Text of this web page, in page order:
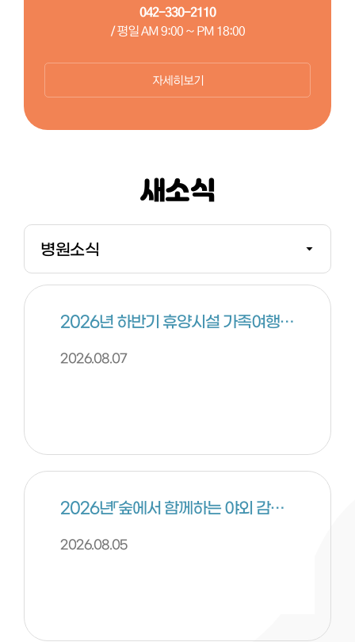
042-330-2110
/ 평일 AM 9:00 ~ PM 18:00
자세히보기
새소식
병원소식
공공재활
2026년 하반기 휴양시설 가족여행 「행복풍덩」 프로그램 안내
2026.08.07
2026년「숲에서 함께하는 야외 감각통합 프로그램」 안내
2026.08.05